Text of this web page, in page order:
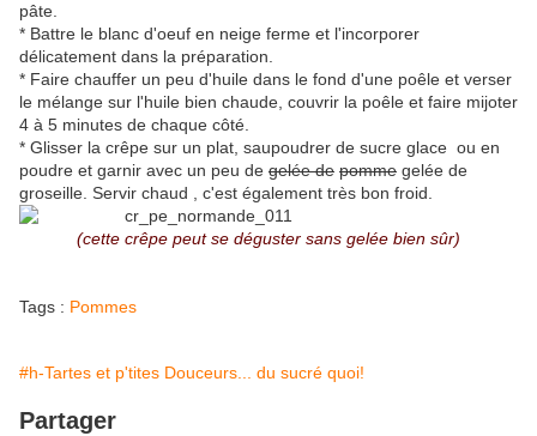
pâte.
* Battre le blanc d'oeuf en neige ferme et l'incorporer
délicatement dans la préparation.
* Faire chauffer un peu d'huile dans le fond d'une poêle et verser
le mélange sur l'huile bien chaude, couvrir la poêle et faire mijoter
4 à 5 minutes de chaque côté.
* Glisser la crêpe sur un plat, saupoudrer de sucre glace ou en
poudre et garnir avec un peu de gelée de pomme gelée de
groseille. Servir chaud , c'est également très bon froid.
(cette crêpe peut se déguster sans gelée bien sûr)
Tags : Pommes
#h-Tartes et p'tites Douceurs... du sucré quoi!
Partager